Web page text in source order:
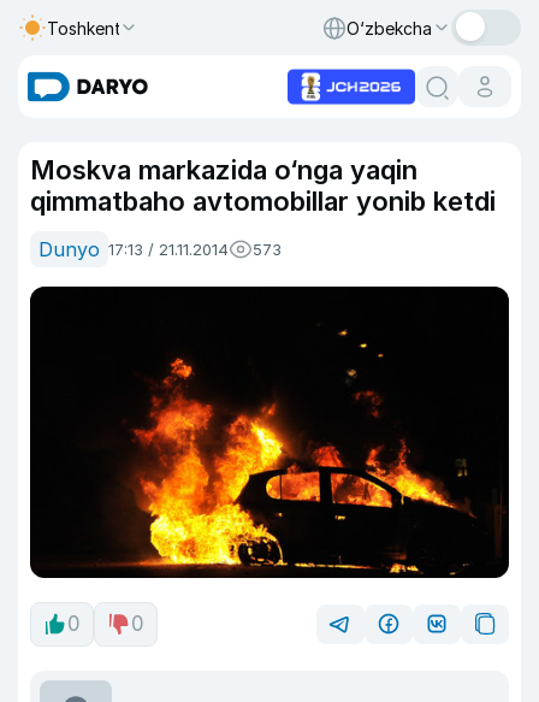
Toshkent O‘zbekcha
Moskva markazida o‘nga yaqin
qimmatbaho avtomobillar yonib ketdi
Dunyo 17:13 / 21.11.2014 573
0 0